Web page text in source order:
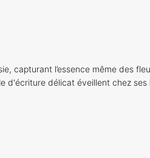
capturant l’essence même des
d'écriture délicat éveillent chez ses